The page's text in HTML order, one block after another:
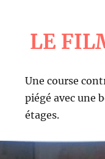
LE
Une course
piégé avec une
étages.